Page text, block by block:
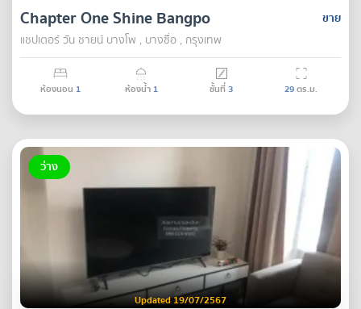
ขาย
Chapter One Shine Bangpo
แชปเตอร์ วัน ชายน์ บางโพ , บางซื่อ , กรุงเทพ
ห้องนอน 1 ห้องน้ำ 1 ชั้นที่3 29ตร.ม.
ว่าง
Updated 19/07/2567